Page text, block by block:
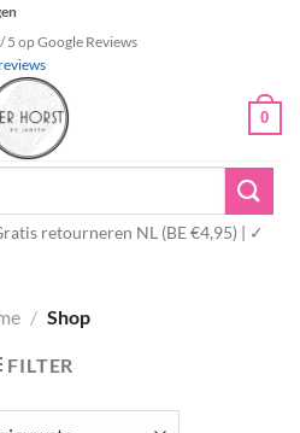
/ 5 op Google Reviews
0
retourneren NL (BE €4,95) | ✓
/ Shop
FILTER